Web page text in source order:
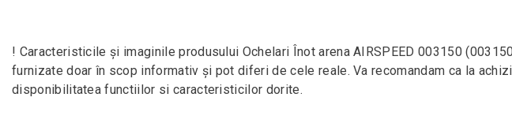
! Caracteristicile și imaginile produsului Ochelari Înot arena AIRSPEED 003150
furnizate doar în scop informativ și pot diferi de cele reale. Va recomandam ca la
disponibilitatea functiilor si caracteristicilor dorite.